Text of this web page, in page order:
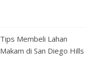
Tips Membeli Lahan
Makam di San Diego Hills